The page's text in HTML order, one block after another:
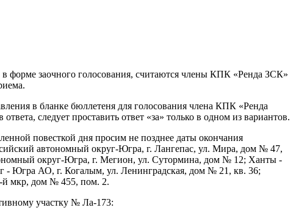
заочного голосования, считаются члены КПК «Ренда ЗСК»
в бланке бюллетеня для голосования члена КПК «Ренда
следует проставить ответ «за» только в одном из вариантов.
повесткой дня просим не позднее даты окончания
автономный округ-Югра, г. Лангепас, ул. Мира, дом № 47,
округ-Югра, г. Мегион, ул. Сутормина, дом № 12; Ханты -
Югра АО, г. Когалым, ул. Ленинградская, дом № 21, кв. 36;
й мкр, дом № 455, пом. 2.
участку № Ла-173: